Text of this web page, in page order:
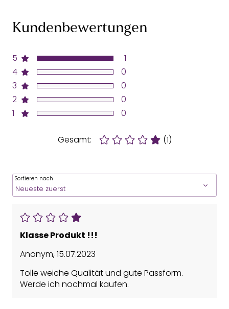
Kundenbewertungen
5
4
3
2
1
1
0
0
0
0
Gesamt: (1)
Sortieren nach
Klasse Produkt !!!
Anonym,15.07.2023
Tolle weiche Qualität und gute Passform.
Werde ich nochmal kaufen.